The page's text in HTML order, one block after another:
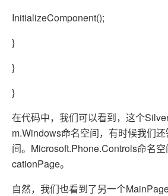
InitializeComponent();
}
}
}
在代码中，我们可以看到，这个
m.Windows命名空间，有时候我们
间。Microsoft.Phone.Controls命名
cationPage。
自然，我们也看到了另一个